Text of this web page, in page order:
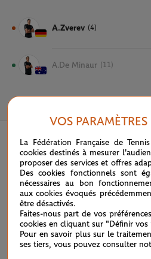
A.Zverev (4)
A.De Minaur (11)
VOS
La Fédération Française de
cookies destinés à mesurer
proposer des services et offres
Des cookies fonctionnels sont
nécessaires au bon
aux cookies évoqués
être désactivés.
Faites-nous part de vos
cookies en cliquant sur "Définir vos
Pour en savoir plus sur le
ses tiers, vous pouvez consulter